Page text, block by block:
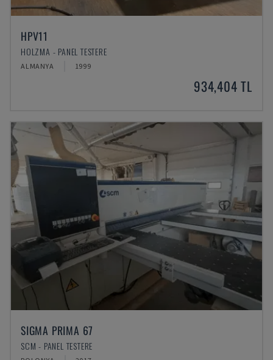
HPV11
HOLZMA - PANEL TESTERE
ALMANYA 1999
934,404 TL
SIGMA PRIMA 67
SCM - PANEL TESTERE